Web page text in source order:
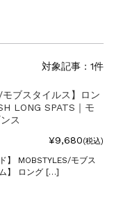
対象記事：1件
モブスタイルス】ロン
LONG SPATS｜モ
ス
¥9,680(税込)
】 MOBSTYLES/モブス
】 ロング […]